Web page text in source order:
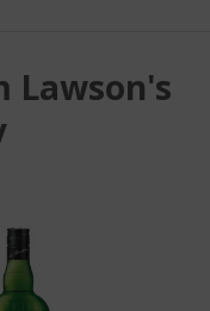
Lawson's